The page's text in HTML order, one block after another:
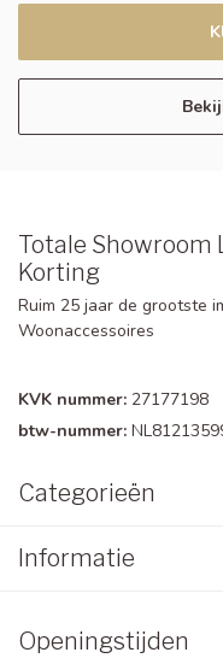
Totale Showroom
Korting
Ruim 25 jaar de grootste
Woonaccessoires
KVK nummer: 27177198
btw-nummer:
Categorieën
Informatie
Openingstijden